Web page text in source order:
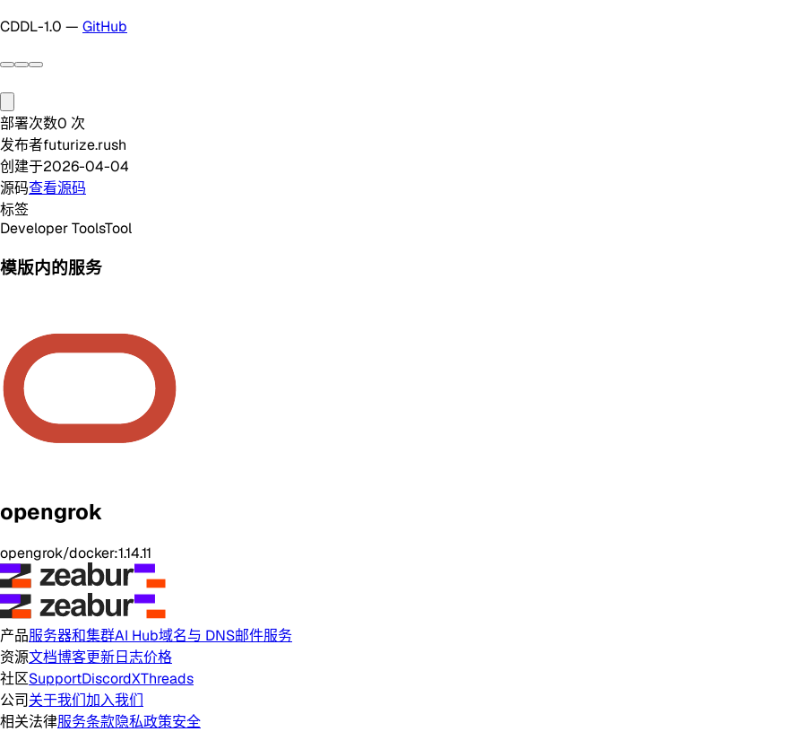
CDDL-1.0 — GitHub
部署次数0 次
发布者futurize.rush
创建于2026-04-04
源码查看源码
标签
Developer ToolsTool
模版内的服务
opengrok
opengrok/docker:1.14.11
产品服务器和集群AI Hub域名与 DNS邮件服务
资源文档博客更新日志价格
社区SupportDiscordXThreads
公司关于我们加入我们
相关法律服务条款隐私政策安全